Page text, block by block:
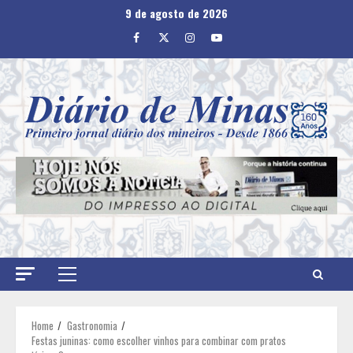
9 de agosto de 2026
Facebook
TwitterInstagram
Youtube
Primary
Home
Gastronomia
Festas juninas: como escolher vinhos para combinar com pratos